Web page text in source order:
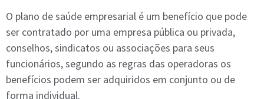
O plano de saúde empresarial é um benefício que pode
ser contratado por uma empresa pública ou privada,
conselhos, sindicatos ou associações para seus
funcionários, segundo as regras das operadoras os
benefícios podem ser adquiridos em conjunto ou de
forma individual.